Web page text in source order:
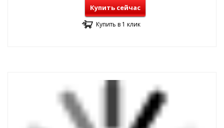
Купить сейчас
Купить в 1 клик